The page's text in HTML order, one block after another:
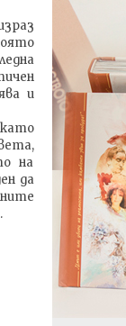
и
,
на
да